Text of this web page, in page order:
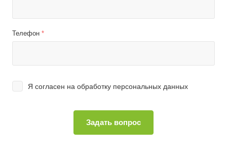
Телефон *
Я согласен на обработку персональных данных